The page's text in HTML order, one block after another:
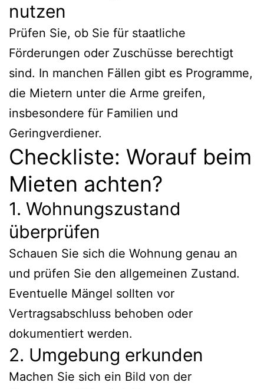
nutzen
Prüfen Sie, ob Sie für staatliche
Förderungen oder Zuschüsse berechtigt
sind. In manchen Fällen gibt es Programme,
die Mietern unter die Arme greifen,
insbesondere für Familien und
Geringverdiener.
Checkliste: Worauf beim
Mieten achten?
1. Wohnungszustand
überprüfen
Schauen Sie sich die Wohnung genau an
und prüfen Sie den allgemeinen Zustand.
Eventuelle Mängel sollten vor
Vertragsabschluss behoben oder
dokumentiert werden.
2. Umgebung erkunden
Machen Sie sich ein Bild von der